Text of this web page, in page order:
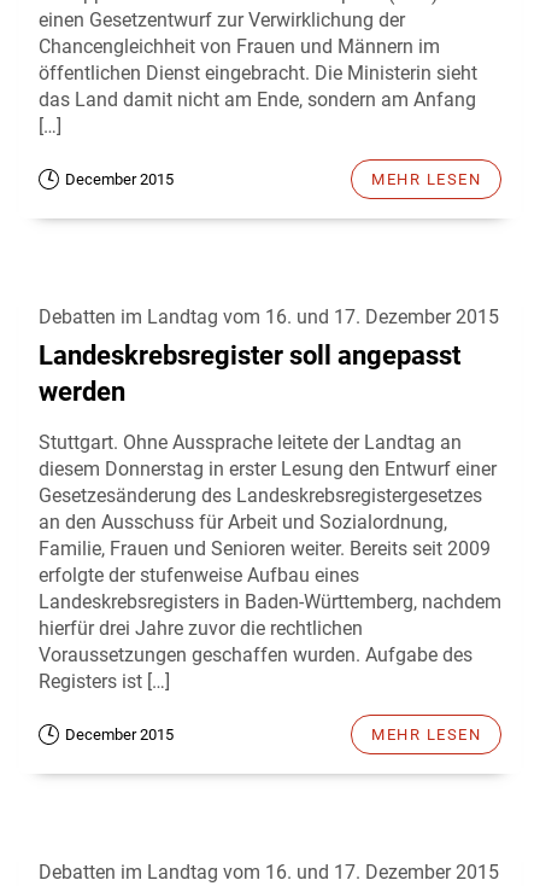
einen Gesetzentwurf zur Verwirklichung der
Chancengleichheit von Frauen und Männern im
öffentlichen Dienst eingebracht. Die Ministerin sieht
das Land damit nicht am Ende, sondern am Anfang
[…]
December 2015 MEHR LESEN
Debatten im Landtag vom 16. und 17. Dezember 2015
Landeskrebsregister soll angepasst
werden
Stuttgart. Ohne Aussprache leitete der Landtag an
diesem Donnerstag in erster Lesung den Entwurf einer
Gesetzesänderung des Landeskrebsregistergesetzes
an den Ausschuss für Arbeit und Sozialordnung,
Familie, Frauen und Senioren weiter. Bereits seit 2009
erfolgte der stufenweise Aufbau eines
Landeskrebsregisters in Baden-Württemberg, nachdem
hierfür drei Jahre zuvor die rechtlichen
Voraussetzungen geschaffen wurden. Aufgabe des
Registers ist […]
December 2015 MEHR LESEN
Debatten im Landtag vom 16. und 17. Dezember 2015